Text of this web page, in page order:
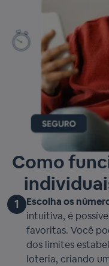
Como
1 Escolha os
intuitiva, é
favoritas. Você
dos limites
loteria, criando